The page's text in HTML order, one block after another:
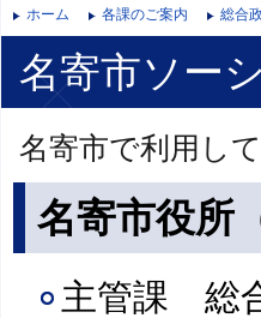
ホーム 各課のご案内 総合
名寄市ソー
名寄市で利用し
名寄市役所
主管課 総